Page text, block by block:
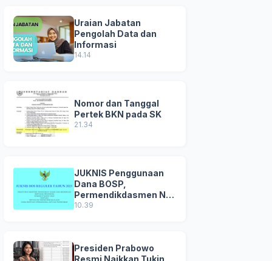
Uraian Jabatan
Pengolah Data dan
Informasi
14.14
Nomor dan Tanggal
Pertek BKN pada SK
21.34
JUKNIS Penggunaan
Dana BOSP,
Permendikdasmen No
8 Tahun 2025
10.39
Presiden Prabowo
Resmi Naikkan Tukin